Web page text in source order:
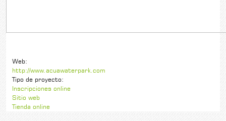
Web:
http://www.acuawaterpark.com
Tipo de proyecto:
Inscripciones online
Sitio web
Tienda online